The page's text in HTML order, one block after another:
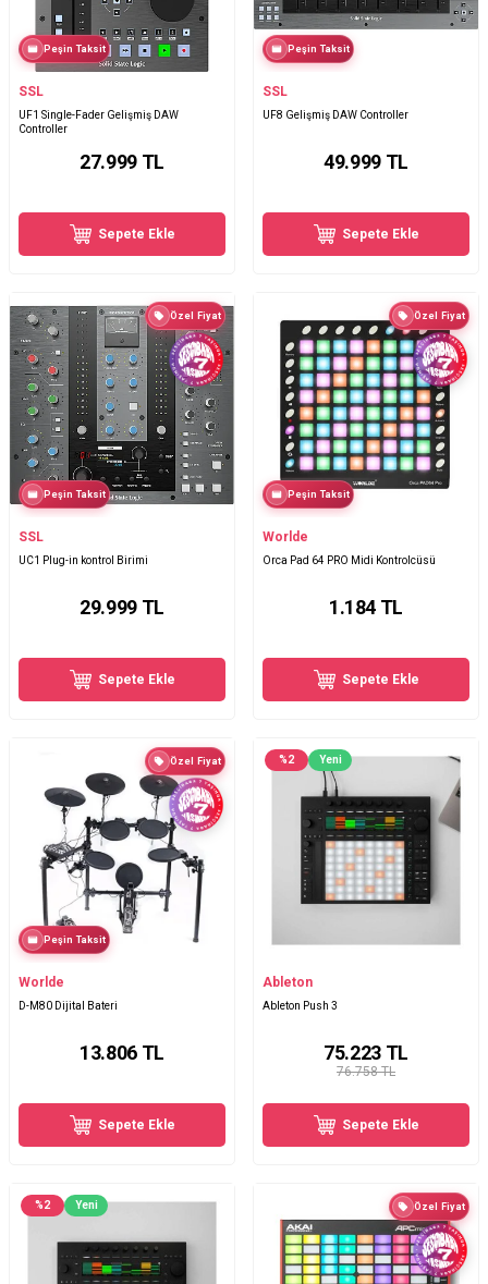
Peşin Taksit
SSL
UF1 Single-Fader Gelişmiş DAW
Controller
27.999TL
Sepete Ekle
Peşin Taksit
SSL
UF8 Gelişmiş DAW Controller
49.999TL
Sepete Ekle
Özel Fiyat
Peşin Taksit
SSL
UC1 Plug-in kontrol Birimi
29.999TL
Sepete Ekle
Özel Fiyat
Peşin Taksit
Worlde
Orca Pad 64 PRO Midi Kontrolcüsü
1.184 TL
Sepete Ekle
Özel Fiyat
Peşin Taksit
Worlde
D-M80 Dijital Bateri
13.806TL
Sepete Ekle
%2 Yeni
Ableton
Ableton Push 3
76.758 TL
75.223TL
Sepete Ekle
%2 Yeni Özel Fiyat